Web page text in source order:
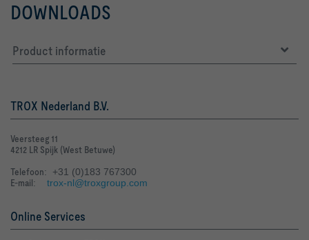
DOWNLOADS
Product informatie
TROX Nederland B.V.
Veersteeg 11
4212 LR Spijk (West Betuwe)
Telefoon: +31 (0)183 767300
E-mail: trox-nl@troxgroup.com
Online Services